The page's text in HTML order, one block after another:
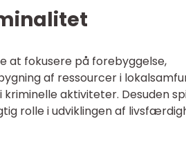
at fokusere på forebyggelse,
af ressourcer i
aktiviteter. Desuden
rolle i udviklingen af